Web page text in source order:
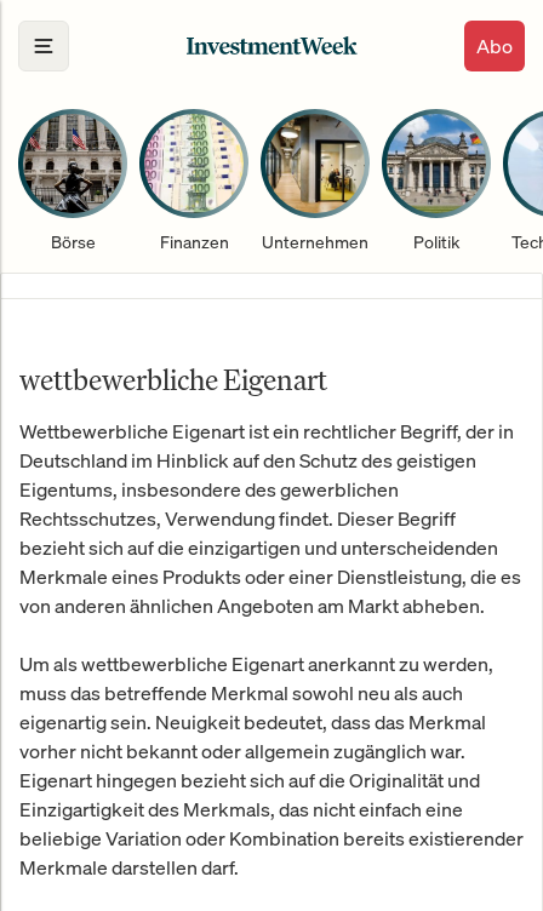
Abo
Börse Finanzen Unternehmen Politik
wettbewerbliche Eigenart
Wettbewerbliche Eigenart ist ein rechtlicher Begriff, der in
Deutschland im Hinblick auf den Schutz des geistigen
Eigentums, insbesondere des gewerblichen
Rechtsschutzes, Verwendung findet. Dieser Begriff
bezieht sich auf die einzigartigen und unterscheidenden
Merkmale eines Produkts oder einer Dienstleistung, die es
von anderen ähnlichen Angeboten am Markt abheben.
Um als wettbewerbliche Eigenart anerkannt zu werden,
muss das betreffende Merkmal sowohl neu als auch
eigenartig sein. Neuigkeit bedeutet, dass das Merkmal
vorher nicht bekannt oder allgemein zugänglich war.
Eigenart hingegen bezieht sich auf die Originalität und
Einzigartigkeit des Merkmals, das nicht einfach eine
beliebige Variation oder Kombination bereits existierender
Merkmale darstellen darf.